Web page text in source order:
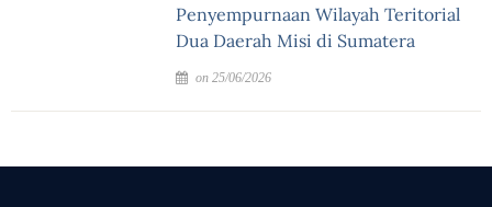
Penyempurnaan Wilayah Teritorial
Dua Daerah Misi di Sumatera
on 25/06/2026